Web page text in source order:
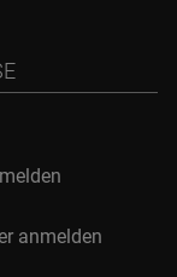
anmelden